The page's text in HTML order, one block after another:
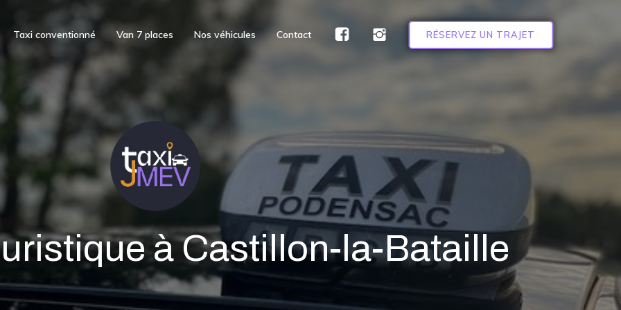
Taxi conventionné Van 7 places Nos véhicules Contact RÉSERVEZ UN TRAJET
à Castillon-la-Bataille